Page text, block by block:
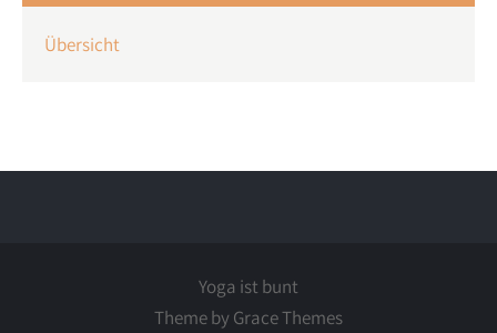
Übersicht
Yoga ist bunt
Theme by Grace Themes